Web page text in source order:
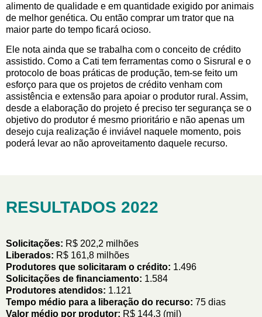
alimento de qualidade e em quantidade exigido por animais
de melhor genética. Ou então comprar um trator que na
maior parte do tempo ficará ocioso.
Ele nota ainda que se trabalha com o conceito de crédito
assistido. Como a Cati tem ferramentas como o Sisrural e o
protocolo de boas práticas de produção, tem-se feito um
esforço para que os projetos de crédito venham com
assistência e extensão para apoiar o produtor rural. Assim,
desde a elaboração do projeto é preciso ter segurança se o
objetivo do produtor é mesmo prioritário e não apenas um
desejo cuja realização é inviável naquele momento, pois
poderá levar ao não aproveitamento daquele recurso.
RESULTADOS 2022
Solicitações: R$ 202,2 milhões
Liberados: R$ 161,8 milhões
Produtores que solicitaram o crédito: 1.496
Solicitações de financiamento: 1.584
Produtores atendidos: 1.121
Tempo médio para a liberação do recurso: 75 dias
Valor médio por produtor: R$ 144,3 (mil)